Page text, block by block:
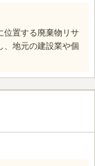
位置する廃棄物リサ
、地元の建設業や個